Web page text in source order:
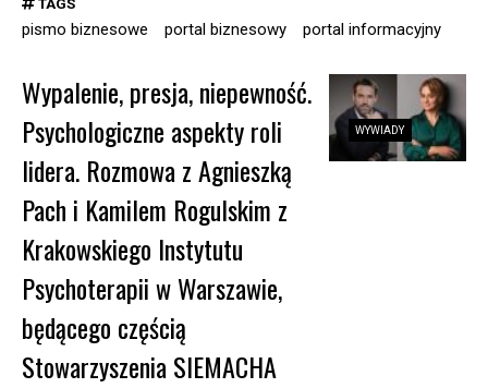
pismo biznesowe portal biznesowy portal informacyjny
WYWIADY
Wypalenie, presja, niepewność.
Psychologiczne aspekty roli
lidera. Rozmowa z Agnieszką
Pach i Kamilem Rogulskim z
Krakowskiego Instytutu
Psychoterapii w Warszawie,
będącego częścią
Stowarzyszenia SIEMACHA